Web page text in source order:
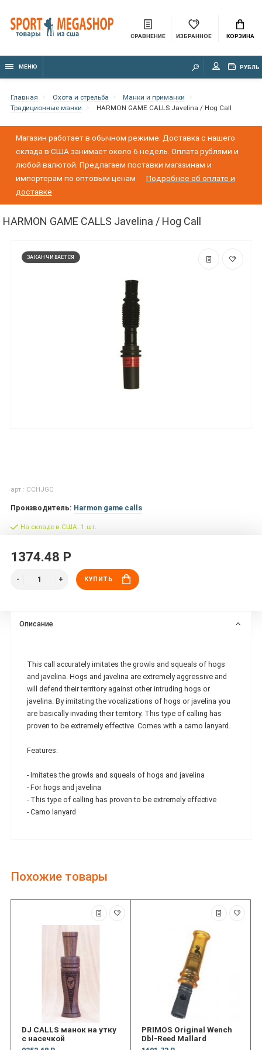
СРАВНЕНИЕ ИЗБРАННОЕ КОРЗИНА
МЕНЮ РУБЛЬ
Главная Охота и стрельба
Манки и приманки
Традиционные манки
HARMON GAME CALLS Javelina / Hog Call
Магазин работает в обычном режиме. Доставка с нашего
склада в США занимает около 6 недель. Оплата рублями и
любой валютой. Предлагаем поставки магазинам и
импортерам по оптовым ценам
Подробнее об оплате и
доставке
HARMON GAME CALLS Javelina / Hog Call
ЗАКАНЧИВАЕТСЯ
арт.: CCHJGC
Производитель: Harmon game calls
На складе в США: 1 шт.
1374.48 Р
КУПИТЬ
Описание
This call accurately imitates the growls and squeals of hogs
and javelina. Hogs and javelina are extremely aggressive and
will defend their territory against other intruding hogs or
javelina. By imitating the vocalizations of hogs or javelina you
are basically invading their territory. This type of calling has
proven to be extremely effective. Comes with a camo lanyard.
Features:
- Imitates the growls and squeals of hogs and javelina
- For hogs and javelina
- This type of calling has proven to be extremely effective
- Camo lanyard
Похожие товары
DJ CALLS манок на утку
с насечкой
PRIMOS Original Wench
Dbl-Reed Mallard